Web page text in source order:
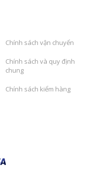
Chính sách vận chuyển
Chính sách và quy định
chung
Chính sách kiểm hàng